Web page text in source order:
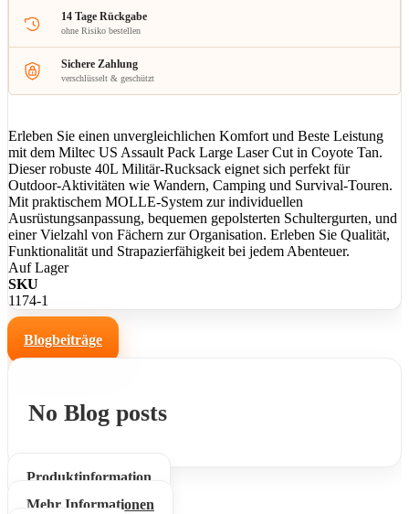
14 Tage Rückgabe
ohne Risiko bestellen
Sichere Zahlung
verschlüsselt & geschützt
Erleben Sie einen unvergleichlichen Komfort und Beste Leistung
mit dem Miltec US Assault Pack Large Laser Cut in Coyote Tan.
Dieser robuste 40L Militär-Rucksack eignet sich perfekt für
Outdoor-Aktivitäten wie Wandern, Camping und Survival-Touren.
Mit praktischem MOLLE-System zur individuellen
Ausrüstungsanpassung, bequemen gepolsterten Schultergurten, und
einer Vielzahl von Fächern zur Organisation. Erleben Sie Qualität,
Funktionalität und Strapazierfähigkeit bei jedem Abenteuer.
Auf Lager
SKU
1174-1
Blogbeiträge
No Blog posts
Produktinformation
Mehr Informationen